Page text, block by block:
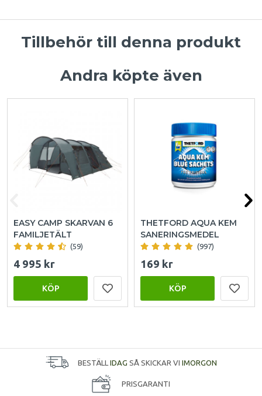
Tillbehör till denna produkt
Andra köpte även
EASY CAMP SKARVAN 6
FAMILJETÄLT
(59)
4 995 kr
KÖP
THETFORD AQUA KEM
SANERINGSMEDEL
(997)
169 kr
KÖP
BESTÄLL IDAG SÅ SKICKAR VI IMORGON
PRISGARANTI